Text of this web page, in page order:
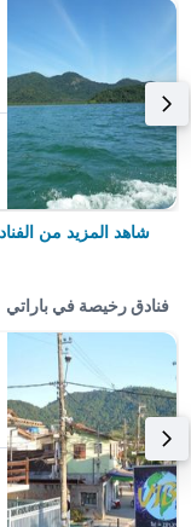
شاهد المزيد من
فنادق رخيصة في باراتي